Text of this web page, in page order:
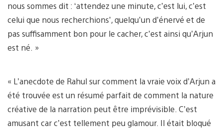
nous sommes dit : ‘attendez une minute, c’est lui, c’est
celui que nous recherchions’, quelqu’un d’énervé et de
pas suffisamment bon pour le cacher, c’est ainsi qu’Arjun
est né. »
« L’anecdote de Rahul sur comment la vraie voix d’Arjun a
été trouvée est un résumé parfait de comment la nature
créative de la narration peut être imprévisible. C’est
amusant car c’est tellement peu glamour. Il était bloqué